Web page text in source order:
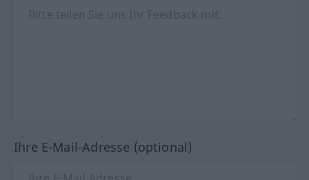
Ihre E-Mail-Adresse (optional)